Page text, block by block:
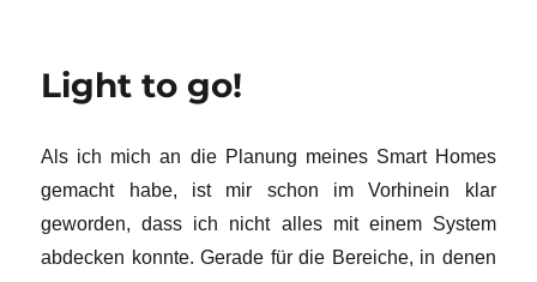
Light to go!
Als ich mich an die Planung meines Smart Homes
gemacht habe, ist mir schon im Vorhinein klar
geworden, dass ich nicht alles mit einem System
abdecken konnte. Gerade für die Bereiche, in denen